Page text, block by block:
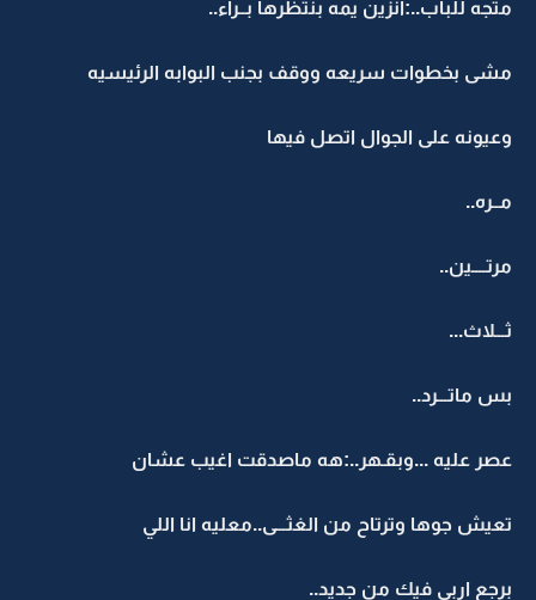
متجه للباب..:انزين يمه بنتظرها بــراء..
مشى بخطوات سريعه ووقف بجنب البوابه الرئيسيه
وعيونه على الجوال اتصل فيها
مــره..
مرتــــين..
ثـــلاث...
بس ماتـــرد..
عصر عليه ...وبقـهر..:هه ماصدقت اغيب عشان
تعيش جوها وترتاح من الغثـــى..معليه انا اللي
برجع اربي فيك من جديد..